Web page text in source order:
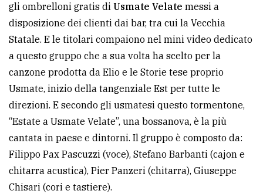
CERCA
Cerca
per
comune
Ricerca
avanzata
LE
ALTRE
TESTATE
gli ombrelloni gratis di Usmate Velate messi a
disposizione dei clienti dai bar, tra cui la Vecchia
Statale. E le titolari compaiono nel mini video dedicato
a questo gruppo che a sua volta ha scelto per la
canzone prodotta da Elio e le Storie tese proprio
Usmate, inizio della tangenziale Est per tutte le
direzioni. E secondo gli usmatesi questo tormentone,
“Estate a Usmate Velate”, una bossanova, è la più
cantata in paese e dintorni. Il gruppo è composto da:
Filippo Pax Pascuzzi (voce), Stefano Barbanti (cajon e
chitarra acustica), Pier Panzeri (chitarra), Giuseppe
Chisari (cori e tastiere).